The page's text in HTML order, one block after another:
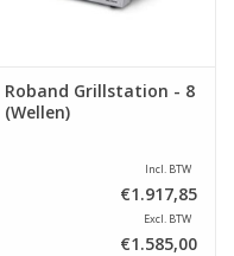
Roband Grillstation - 8
(Wellen)
Incl. BTW
€1.917,85
Excl. BTW
€1.585,00